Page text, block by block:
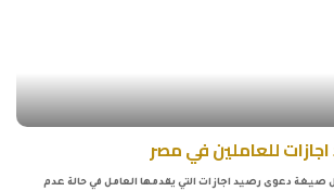
للعاملين في مصر
دعوى رصيد اجازات التي يقدمها العامل في حالة عدم